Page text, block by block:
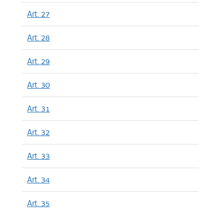
Art. 27
Art. 28
Art. 29
Art. 30
Art. 31
Art. 32
Art. 33
Art. 34
Art. 35